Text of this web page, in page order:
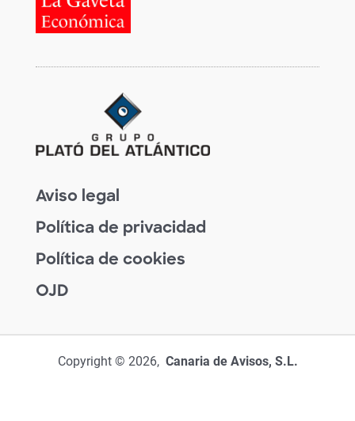
Aviso legal
Política de privacidad
Política de cookies
OJD
Copyright © 2026, Canaria de Avisos, S.L.